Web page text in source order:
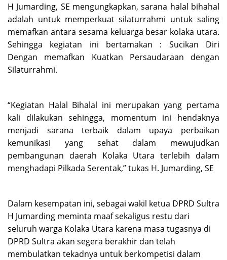
H Jumarding, SE mengungkapkan, sarana halal bihahal
adalah untuk memperkuat silaturrahmi untuk saling
memafkan antara sesama keluarga besar kolaka utara.
Sehingga kegiatan ini bertamakan : Sucikan Diri
Dengan memafkan Kuatkan Persaudaraan dengan
Silaturrahmi.
“Kegiatan Halal Bihalal ini merupakan yang pertama
kali dilakukan sehingga, momentum ini hendaknya
menjadi sarana terbaik dalam upaya perbaikan
kemunikasi yang sehat dalam mewujudkan
pembangunan daerah Kolaka Utara terlebih dalam
menghadapi Pilkada Serentak,” tukas H. Jumarding, SE
Dalam kesempatan ini, sebagai wakil ketua DPRD Sultra
H Jumarding meminta maaf sekaligus restu dari
seluruh warga Kolaka Utara karena masa tugasnya di
DPRD Sultra akan segera berakhir dan telah
membulatkan tekadnya untuk berkompetisi dalam